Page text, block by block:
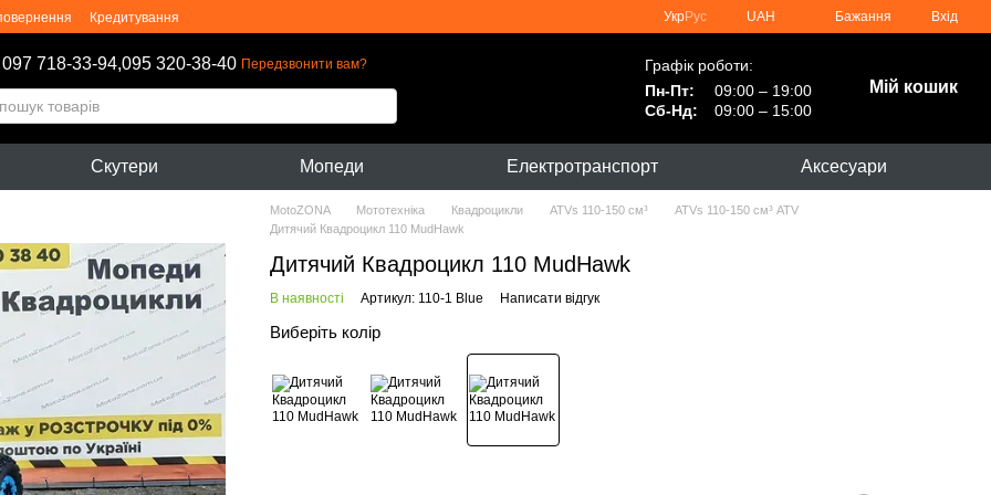
Кредитування
УкрРус UAH Бажання Вхід
097 718-33-94,095 320-38-40 Передзвонити вам?
Графік роботи:
Пн-Пт:
09:00 – 19:00
Сб-Нд:
09:00 – 15:00
Мій кошик
Скутери Мопеди Електротранспорт Аксесуари
MotoZONA Мототехніка Квадроцикли ATVs 110-150 см³
ATVs 110-150 см³ ATV
Дитячий Квадроцикл 110 MudHawk
Дитячий Квадроцикл 110 MudHawk
В наявності Артикул: 110-1 Blue Написати відгук
Виберіть колір